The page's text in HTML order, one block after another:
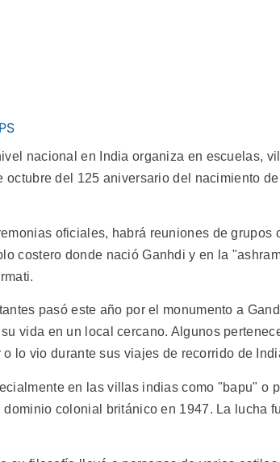
nacional en India organiza en escuelas,
octubre del 125 aniversario del nacimiento
oficiales, habrá reuniones de
costero donde nació Ganhdi y en la
pasó este año por el monumento a
vida en un local cercano. Algunos
lo vio durante sus viajes de recorrido de
en las villas indias como "bapu" o
colonial británico en 1947. La lucha